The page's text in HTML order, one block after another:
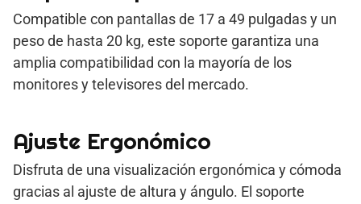
Compatible con pantallas de 17 a 49 pulgadas y un
peso de hasta 20 kg, este soporte garantiza una
amplia compatibilidad con la mayoría de los
monitores y televisores del mercado.
Ajuste Ergonómico
Disfruta de una visualización ergonómica y cómoda
gracias al ajuste de altura y ángulo. El soporte